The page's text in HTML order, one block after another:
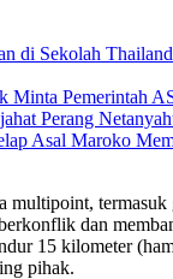
di Sekolah
Minta Pemerintah
Perang
Asal Maroko
multipoint, termasuk
dan
15 kilometer
pihak.